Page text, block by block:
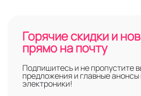
Горячие скидки и
прямо на почту
Подпишитесь и не пропустите
предложения и главные анонсы
электроники!